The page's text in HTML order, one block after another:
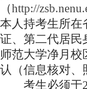
（http://
本人持考生所在
证、第二代居民
师范大学净月校
认（信息核对、
考生必须于